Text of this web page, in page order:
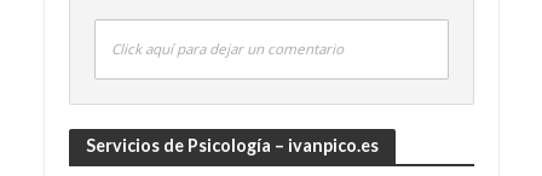
Click aquí para dejar un comentario
Servicios de Psicología – ivanpico.es